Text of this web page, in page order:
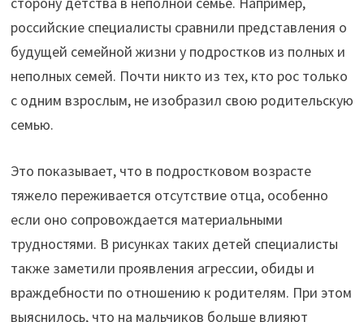
российские специалисты сравнили представления о
будущей семейной жизни у подростков из полных и
неполных семей. Почти никто из тех, кто рос только
с одним взрослым, не изобразил свою родительскую
семью.
Это показывает, что в подростковом возрасте
тяжело переживается отсутствие отца, особенно
если оно сопровождается материальными
трудностями. В рисунках таких детей специалисты
также заметили проявления агрессии, обиды и
враждебности по отношению к родителям. При этом
выяснилось, что на мальчиков больше влияют